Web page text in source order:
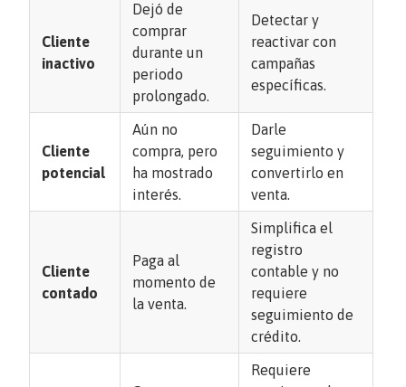
Cliente
inactivo
Dejó de
comprar
durante un
periodo
prolongado.
Detectar y
reactivar con
campañas
específicas.
Cliente
potencial
Aún no
compra, pero
ha mostrado
interés.
Darle
seguimiento y
convertirlo en
venta.
Cliente
contado
Paga al
momento de
la venta.
Simplifica el
registro
contable y no
requiere
seguimiento de
crédito.
Requiere